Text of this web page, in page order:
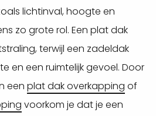
lichtinval, hoogte en
zo grote rol. Een plat dak
terwijl een zadeldak
en een ruimtelijk gevoel. Door
een plat dak overkapping of
voorkom je dat je een